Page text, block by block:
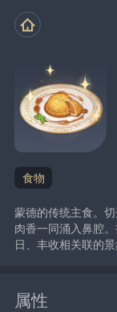
食物
蒙德的传统主食。
肉香一同涌入鼻腔
日、丰收相关联的
属性